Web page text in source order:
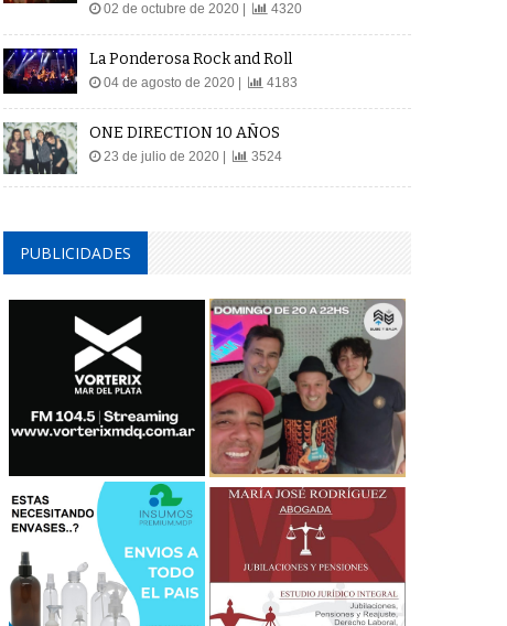
02 de octubre de 2020 | 4320
La Ponderosa Rock and Roll
04 de agosto de 2020 | 4183
ONE DIRECTION 10 AÑOS
23 de julio de 2020 | 3524
PUBLICIDADES